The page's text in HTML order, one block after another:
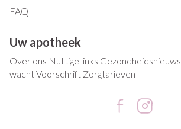
FAQ
Uw apotheek
Over ons Nuttige links Gezondheidsnieuws
wachtVoorschrift Zorgtarieven